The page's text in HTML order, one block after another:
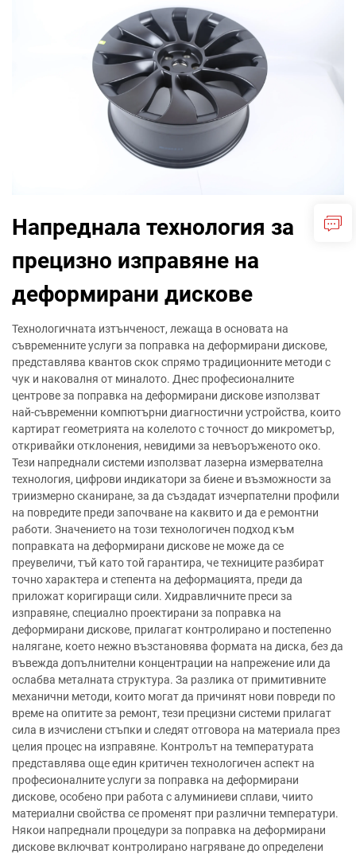
Напреднала технология за
прецизно изправяне на
деформирани дискове
Технологичната изтънченост, лежаща в основата на
съвременните услуги за поправка на деформирани дискове,
представлява квантов скок спрямо традиционните методи с
чук и наковалня от миналото. Днес професионалните
центрове за поправка на деформирани дискове използват
най-съвременни компютърни диагностични устройства, които
картират геометрията на колелото с точност до микрометър,
откривайки отклонения, невидими за невъоръженото око.
Тези напреднали системи използват лазерна измервателна
технология, цифрови индикатори за биене и възможности за
триизмерно сканиране, за да създадат изчерпателни профили
на повредите преди започване на каквито и да е ремонтни
работи. Значението на този технологичен подход към
поправката на деформирани дискове не може да се
преувеличи, тъй като той гарантира, че техниците разбират
точно характера и степента на деформацията, преди да
приложат коригиращи сили. Хидравличните преси за
изправяне, специално проектирани за поправка на
деформирани дискове, прилагат контролирано и постепенно
налягане, което нежно възстановява формата на диска, без да
въвежда допълнителни концентрации на напрежение или да
ослабва металната структура. За разлика от примитивните
механични методи, които могат да причинят нови повреди по
време на опитите за ремонт, тези прецизни системи прилагат
сила в изчислени стъпки и следят отговора на материала през
целия процес на изправяне. Контролът на температурата
представлява още един критичен технологичен аспект на
професионалните услуги за поправка на деформирани
дискове, особено при работа с алуминиеви сплави, чиито
материални свойства се променят при различни температури.
Някои напреднали процедури за поправка на деформирани
дискове включват контролирано нагряване до определени